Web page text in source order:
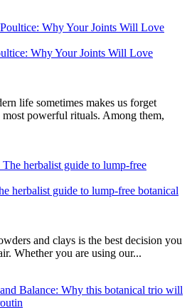
Why Your Joints Will Love
life sometimes makes us forget
most powerful rituals. Among them,
herbalist guide to lump-free botanical
and clays is the best decision you
Whether you are using our...